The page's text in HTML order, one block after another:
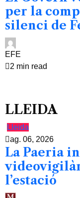
per la
silenci de
EFE
2 min read
LLEIDA
Lleida
ag. 06, 2026
La Paeria
l’estació